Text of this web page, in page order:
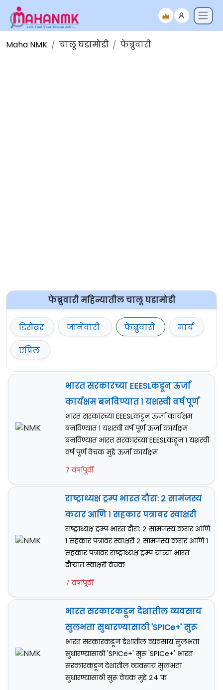
Maha NMK चालू घडामोडी फेब्रुवारी
फेब्रुवारी महिन्यातील चालू घडामोडी
डिसेंबर जानेवारी फेब्रुवारी
मार्च
एप्रिल
भारत सरकारच्या EEESLकडून ऊर्जा
कार्यक्षम बनविण्यात १ यशस्वी वर्ष पूर्ण
भारत सरकारच्या EEESLकडून ऊर्जा कार्यक्षम
बनविण्यात १ यशस्वी वर्ष पूर्ण ऊर्जा कार्यक्षम
बनविण्यात भारत सरकारच्या EEESLकडून १ यशस्वी
वर्ष पूर्ण वेचक मुद्दे ऊर्जा कार्यक्षम
7 वर्षापूर्वी
राष्ट्राध्यक्ष ट्रम्प भारत दौरा: २ सामंजस्य
करार आणि १ सहकार पत्रावर स्वाक्षरी
राष्ट्राध्यक्ष ट्रम्प भारत दौरा: २ सामंजस्य करार आणि
१ सहकार पत्रावर स्वाक्षरी २ सामंजस्य करार आणि १
सहकार पत्रावर राष्ट्राध्यक्ष ट्रम्प यांच्या भारत
दौऱ्यात स्वाक्षरी वेचक
7 वर्षापूर्वी
भारत सरकारकडून देशातील व्यवसाय
सुलभता सुधारण्यासाठी 'SPICe+' सुरू
भारत सरकारकडून देशातील व्यवसाय सुलभता
सुधारण्यासाठी 'SPICe+' सुरू 'SPICe+' भारत
सरकारकडून देशातील व्यवसाय सुलभता
सुधारण्यासाठी सुरू वेचक मुद्दे २४ फ